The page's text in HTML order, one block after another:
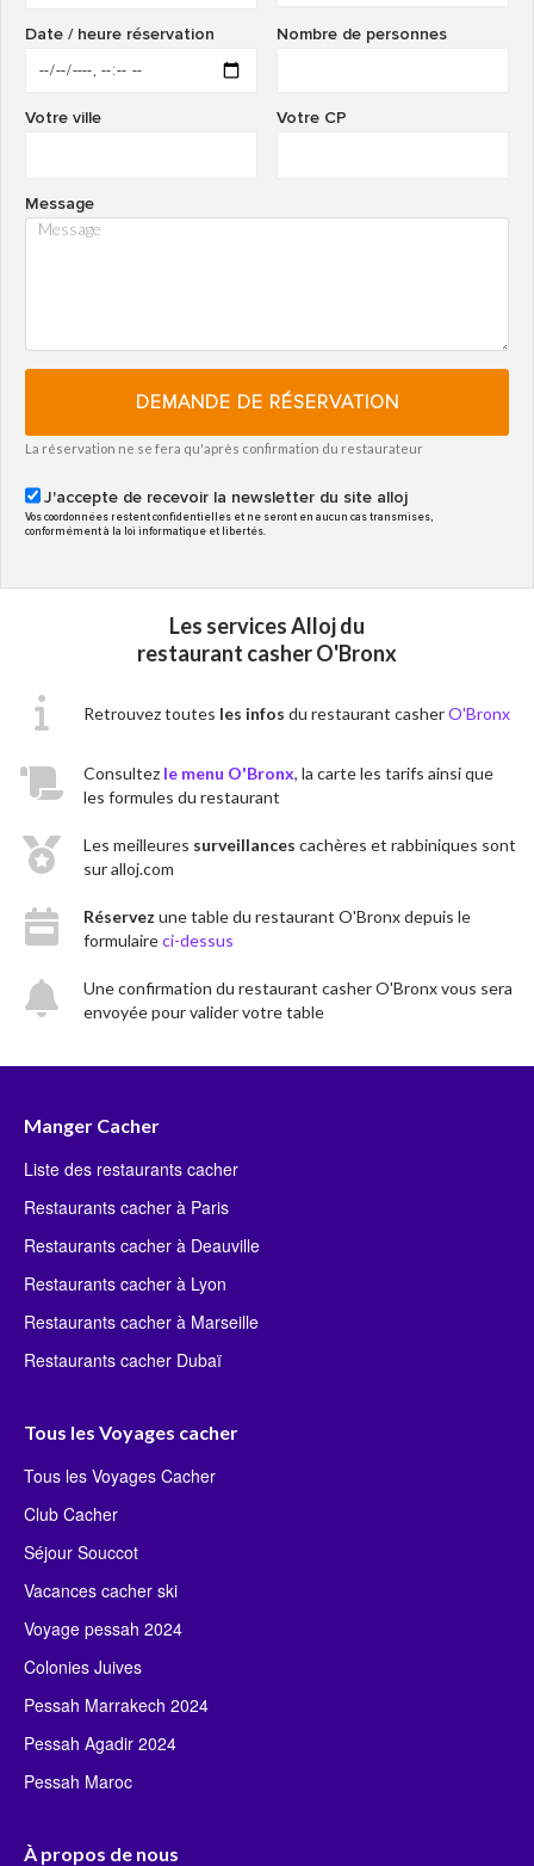
Nombre de personnes
Date / heure réservation
Votre CP
Votre ville
Message
DEMANDE DE RÉSERVATION
La réservation ne se fera qu'après confirmation du restaurateur
J'accepte de recevoir la newsletter du site alloj
Vos coordonnées restent confidentielles et ne seront en aucun cas transmises,
conformément à la loi informatique et libertés.
Les services Alloj du
restaurant casher O'Bronx
Retrouvez toutes les infos du restaurant casherO'Bronx
Consultez le menu O'Bronx, la carte les tarifs ainsi que
les formules du restaurant
Les meilleures surveillances cachères et rabbiniques sont
sur alloj.com
Réservez une table du restaurant O'Bronx depuis le
formulaireci-dessus
Une confirmation du restaurant casher O'Bronx vous sera
envoyée pour valider votre table
Manger Cacher
Liste des restaurants cacher
Restaurants cacher à Paris
Restaurants cacher à Deauville
Restaurants cacher à Lyon
Restaurants cacher à Marseille
Restaurants cacher Dubaï
Tous les Voyages cacher
Tous les Voyages Cacher
Club Cacher
Séjour Souccot
Vacances cacher ski
Voyage pessah 2024
Colonies Juives
Pessah Marrakech 2024
Pessah Agadir 2024
Pessah Maroc
À propos de nous